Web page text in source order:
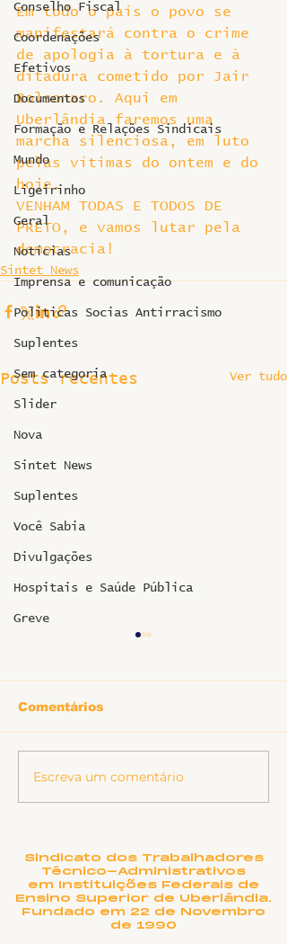
Conselho Fiscal
Coordenações
Efetivos
Documentos
Formação e Relações Sindicais
Mundo
Ligeirinho
Geral
Notícias
Imprensa e comunicação
Politicas Socias Antirracismo
Suplentes
Sem categoria
Slider
Nova
Sintet News
Suplentes
Você Sabia
Divulgações
Hospitais e Saúde Pública
Greve
Em todo o país o povo se
manifestará contra o crime
de apologia à tortura e à
ditadura cometido por Jair
Bolsonaro. Aqui em
Uberlândia faremos uma
marcha silenciosa, em luto
pelas vítimas do ontem e do
hoje.
VENHAM TODAS E TODOS DE
PRETO, e vamos lutar pela
democracia!
Sintet News
Posts recentes Ver tudo
SINTET-UFU dá as
Comentários
Escreva um comentário
Sindicato dos Trabalhadores
Técnico-Administrativos
em Instituições Federais de
Ensino Superior de Uberlândia.
Fundado em 22 de Novembro
de 1990